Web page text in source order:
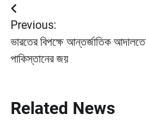
Post
navigation
Previous:
ভারতের বিপক্ষে আন্তর্জাতিক আদালতে
পাকিস্তানের জয়
Related News